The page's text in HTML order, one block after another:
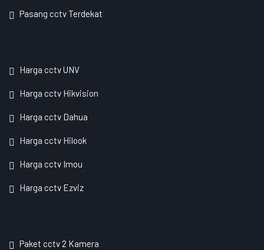
Pasang cctv Terdekat
Harga cctv UNV
Harga cctv Hikvision
Harga cctv Dahua
Harga cctv Hilook
Harga cctv Imou
Harga cctv Ezviz
Paket cctv 2 Kamera